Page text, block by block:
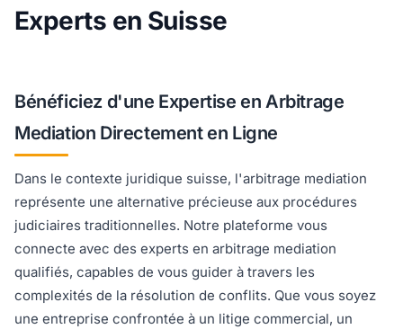
Experts en Suisse
Bénéficiez d'une Expertise en Arbitrage
Mediation Directement en Ligne
Dans le contexte juridique suisse, l'arbitrage mediation
représente une alternative précieuse aux procédures
judiciaires traditionnelles. Notre plateforme vous
connecte avec des experts en arbitrage mediation
qualifiés, capables de vous guider à travers les
complexités de la résolution de conflits. Que vous soyez
une entreprise confrontée à un litige commercial, un